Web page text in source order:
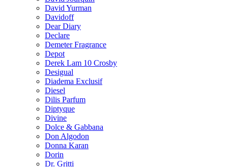
David Yurman
Davidoff
Dear Diary
Declare
Demeter Fragrance
Depot
Derek Lam 10 Crosby
Desigual
Diadema Exclusif
Diesel
Dilis Parfum
Diptyque
Divine
Dolce & Gabbana
Don Algodon
Donna Karan
Dorin
Dr. Gritti